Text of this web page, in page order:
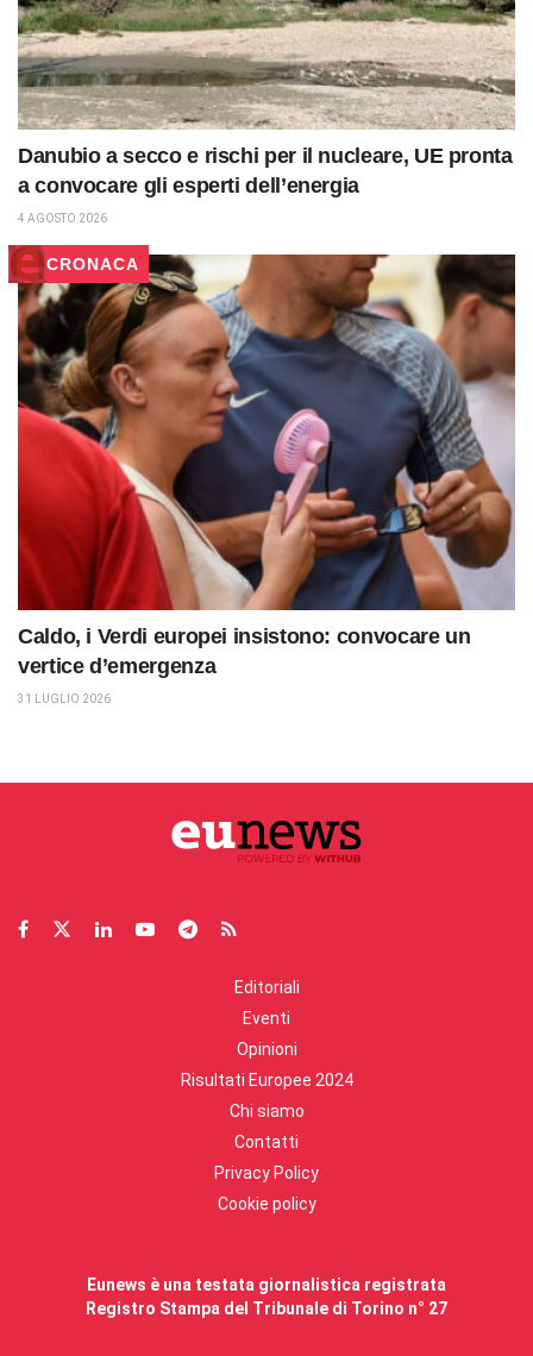
Danubio a secco e rischi per il nucleare, UE pronta
a convocare gli esperti dell’energia
4 AGOSTO 2026
CRONACA
Caldo, i Verdi europei insistono: convocare un
vertice d’emergenza
31 LUGLIO 2026
Editoriali
Eventi
Opinioni
Risultati Europee 2024
Chi siamo
Contatti
Privacy Policy
Cookie policy
Eunews è una testata giornalistica registrata
Registro Stampa del Tribunale di Torino n° 27